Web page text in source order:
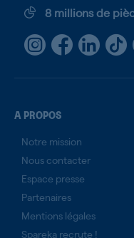
8 millions de
A PROPOS
Notre mission
Nous contacter
Espace presse
Partenaires
Mentions légales
Spareka recrute !